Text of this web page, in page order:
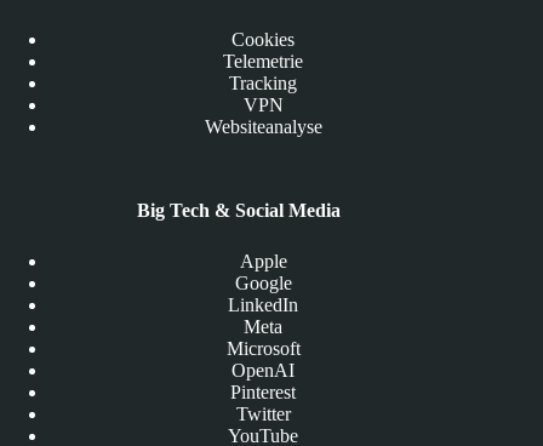
Cookies
Telemetrie
Tracking
VPN
Websiteanalyse
Big Tech & Social Media
Apple
Google
LinkedIn
Meta
Microsoft
OpenAI
Pinterest
Twitter
YouTube